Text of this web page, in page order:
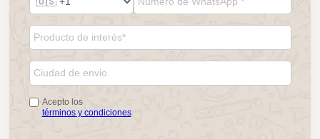
Acepto los
términos y condiciones